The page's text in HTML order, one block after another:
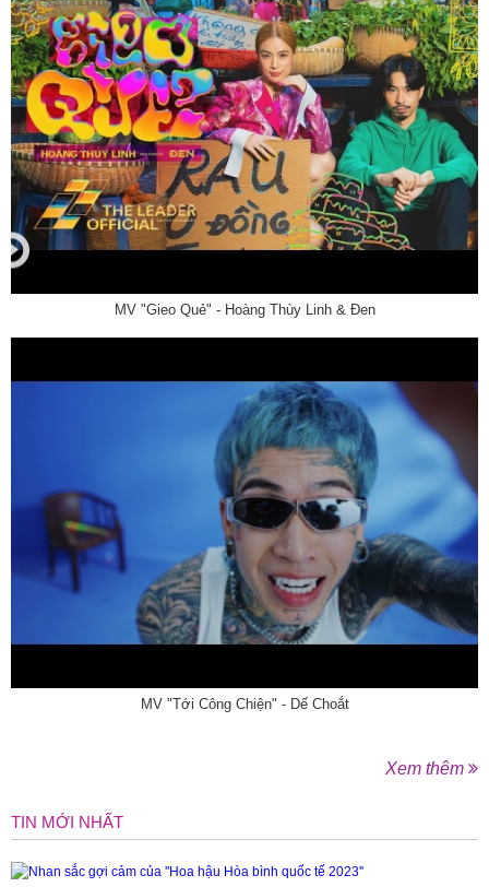
MV "Gieo Quẻ" - Hoàng Thùy Linh & Đen
MV "Tới Công Chiện" - Dế Choắt
Xem thêm
TIN MỚI NHẤT